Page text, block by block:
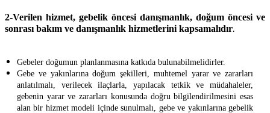
2-Verilen hizmet, gebelik öncesi danışmanlık, doğum öncesi ve
sonrası bakım ve danışmanlık hizmetlerini kapsamalıdır.
Gebeler doğumun planlanmasına katkıda bulunabilmelidirler.
Gebe ve yakınlarına doğum şekilleri, muhtemel yarar ve zararları
anlatılmalı, verilecek ilaçlarla, yapılacak tetkik ve müdahaleler,
gebenin yarar ve zararları konusunda doğru bilgilendirilmesini esas
alan bir hizmet modeli içinde sunulmalı, gebe ve yakınlarına gebelik